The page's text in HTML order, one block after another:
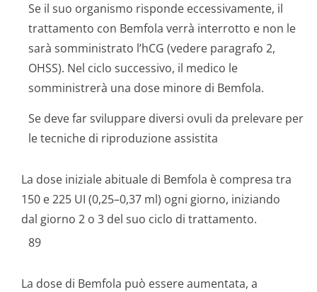
Se il suo organismo risponde eccessivamente, il
trattamento con Bemfola verrà interrotto e non le
sarà somministrato l’hCG (vedere paragrafo 2,
OHSS). Nel ciclo successivo, il medico le
somministrerà una dose minore di Bemfola.
Se deve far sviluppare diversi ovuli da prelevare per
le tecniche di riproduzione assistita
La dose iniziale abituale di Bemfola è compresa tra
150 e 225 UI (0,25–0,37 ml) ogni giorno, iniziando
dal giorno 2 o 3 del suo ciclo di trattamento.
89
La dose di Bemfola può essere aumentata, a